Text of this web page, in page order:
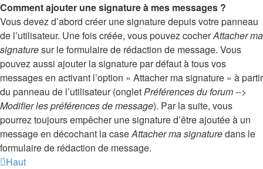
Comment ajouter une signature à mes messages ?
Vous devez d’abord créer une signature depuis votre panneau
de l’utilisateur. Une fois créée, vous pouvez cocherAttacher ma
signaturesur le formulaire de rédaction de message. Vous
pouvez aussi ajouter la signature par défaut à tous vos
messages en activant l’option « Attacher ma signature » à partir
du panneau de l’utilisateur (ongletPréférences du forum -->
Modifier les préférences de message). Par la suite, vous
pourrez toujours empêcher une signature d’être ajoutée à un
message en décochant la caseAttacher ma signaturedans le
formulaire de rédaction de message.
Haut